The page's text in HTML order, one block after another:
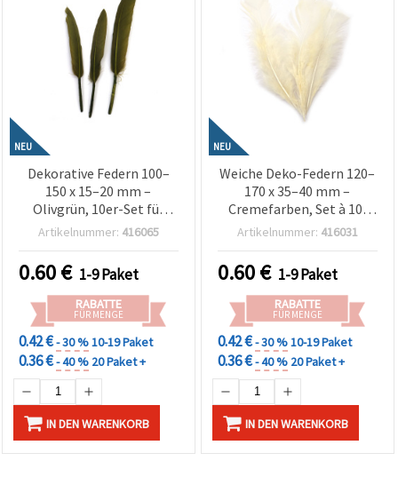
NEU
Dekorative Federn 100–
150 x 15–20 mm –
Olivgrün, 10er-Set für
rustikale Bastelprojekte,
DIY-Ideen
Artikelnummer: 416065
0.60€ 1-9 Paket
RABATTE
FÜR MENGE
0.42 €- 30 %10-19 Paket
0.36 €- 40 % 20 Paket +
IN DEN WARENKORB
NEU
Weiche Deko-Federn 120–
170 x 35–40 mm –
Cremefarben, Set à 10,
Bastelbedarf für elegante
& Event-Deko
Artikelnummer: 416031
0.60€ 1-9 Paket
RABATTE
FÜR MENGE
0.42 €- 30 %10-19 Paket
0.36 €- 40 % 20 Paket +
IN DEN WARENKORB